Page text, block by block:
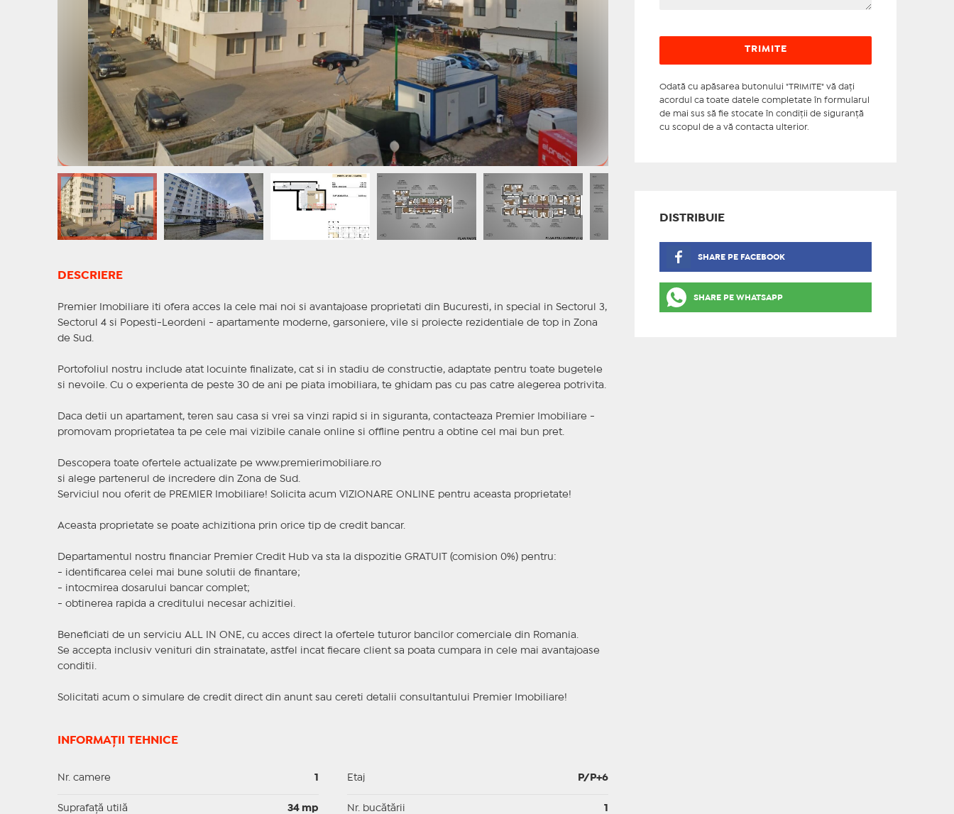
DESCRIERE
Premier Imobiliare iti ofera acces la cele mai noi si avantajoase proprietati din Bucuresti, in special in Sectorul 3,
Sectorul 4 si Popesti-Leordeni - apartamente moderne, garsoniere, vile si proiecte rezidentiale de top in Zona
de Sud.
Portofoliul nostru include atat locuinte finalizate, cat si in stadiu de constructie, adaptate pentru toate bugetele
si nevoile. Cu o experienta de peste 30 de ani pe piata imobiliara, te ghidam pas cu pas catre alegerea potrivita.
Daca detii un apartament, teren sau casa si vrei sa vinzi rapid si in siguranta, contacteaza Premier Imobiliare -
promovam proprietatea ta pe cele mai vizibile canale online si offline pentru a obtine cel mai bun pret.
Descopera toate ofertele actualizate pe www.premierimobiliare.ro
si alege partenerul de incredere din Zona de Sud.
Serviciul nou oferit de PREMIER Imobiliare! Solicita acum VIZIONARE ONLINE pentru aceasta proprietate!
Aceasta proprietate se poate achizitiona prin orice tip de credit bancar.
Departamentul nostru financiar Premier Credit Hub va sta la dispozitie GRATUIT (comision 0%) pentru:
- identificarea celei mai bune solutii de finantare;
- intocmirea dosarului bancar complet;
- obtinerea rapida a creditului necesar achizitiei.
Beneficiati de un serviciu ALL IN ONE, cu acces direct la ofertele tuturor bancilor comerciale din Romania.
Se accepta inclusiv venituri din strainatate, astfel incat fiecare client sa poata cumpara in cele mai avantajoase
conditii.
Solicitati acum o simulare de credit direct din anunt sau cereti detalii consultantului Premier Imobiliare!
INFORMAȚII TEHNICE
Nr. camere
Suprafaţă utilă 34 mp
Etaj P/P+6
Nr. bucătării
Odată cu apăsarea butonului "TRIMITE" vă daţi
acordul ca toate datele completate în formularul
de mai sus să fie stocate în condiţii de siguranţă
cu scopul de a vă contacta ulterior.
DISTRIBUIE
SHARE PE FACEBOOK
SHARE PE WHATSAPP